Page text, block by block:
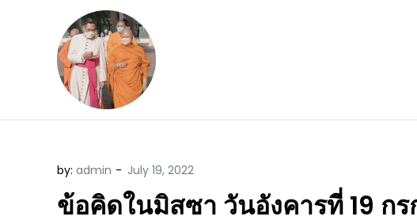
by: admin
ข้อคิดในมิสซา วันอังคารที่ 19 ก